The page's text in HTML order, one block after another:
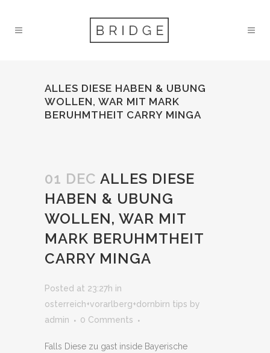
ALLES DIESE HABEN & UBUNG
WOLLEN, WAR MIT MARK
BERUHMTHEIT CARRY MINGA
01 DEC ALLES DIESE
HABEN & UBUNG
WOLLEN, WAR MIT
MARK BERUHMTHEIT
CARRY MINGA
Posted at 23:27h in
osterreich+vorarlberg+dornbirn tips by
admin
0 Comments
Falls Diese zu gast inside Bayerische